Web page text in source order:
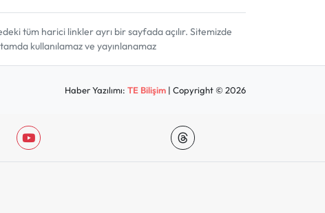
tüm harici linkler ayrı bir sayfada açılır. Sitemizde
kullanılamaz ve yayınlanamaz
Haber Yazılımı:TE Bilişim | Copyright © 2026